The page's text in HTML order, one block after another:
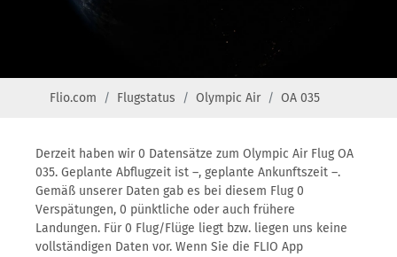
Flio.com Flugstatus Olympic Air OA 035
Derzeit haben wir 0 Datensätze zum Olympic Air Flug OA
035. Geplante Abflugzeit ist –, geplante Ankunftszeit –.
Gemäß unserer Daten gab es bei diesem Flug 0
Verspätungen, 0 pünktliche oder auch frühere
Landungen. Für 0 Flug/Flüge liegt bzw. liegen uns keine
vollständigen Daten vor. Wenn Sie die FLIO App